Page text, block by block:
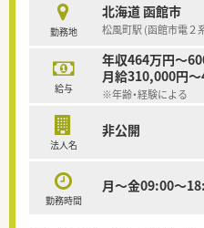
勤務地
北海道 函館市
松風町駅 (函館市電２
給与
年収464万円～
月給310,000円
※年齢・経験による
法人名
非公開
勤務時間
月～金09:00〜